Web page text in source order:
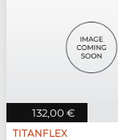
132,00 €
TITANFLEX